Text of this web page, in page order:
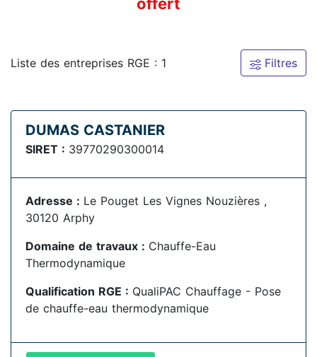
Liste des entreprises RGE : 1 Filtres
DUMAS CASTANIER
SIRET : 39770290300014
Adresse : Le Pouget Les Vignes Nouzières ,
30120 Arphy
Domaine de travaux : Chauffe-Eau
Thermodynamique
Qualification RGE : QualiPAC Chauffage - Pose
de chauffe-eau thermodynamique